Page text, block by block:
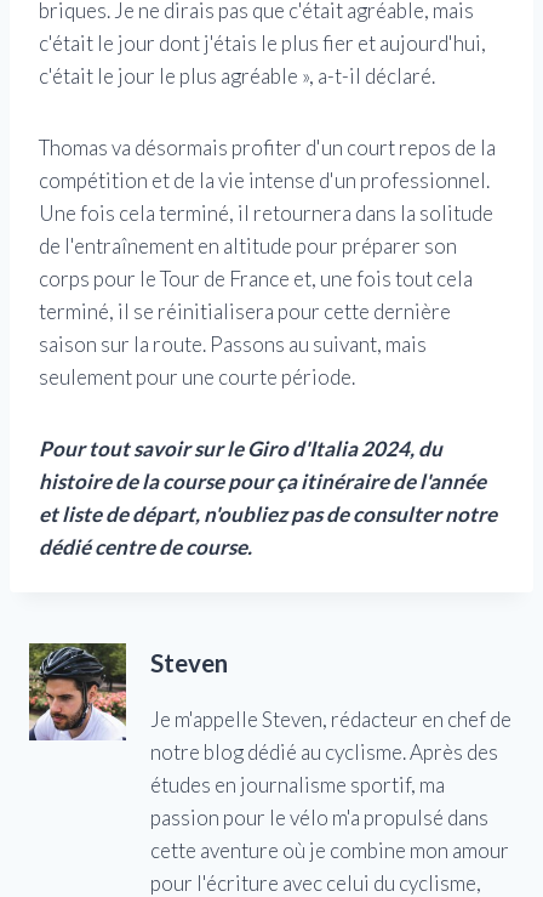
briques. Je ne dirais pas que c'était agréable, mais
c'était le jour dont j'étais le plus fier et aujourd'hui,
c'était le jour le plus agréable », a-t-il déclaré.
Thomas va désormais profiter d'un court repos de la
compétition et de la vie intense d'un professionnel.
Une fois cela terminé, il retournera dans la solitude
de l'entraînement en altitude pour préparer son
corps pour le Tour de France et, une fois tout cela
terminé, il se réinitialisera pour cette dernière
saison sur la route. Passons au suivant, mais
seulement pour une courte période.
Pour tout savoir sur le Giro d'Italia 2024, du
histoire de la coursepour çaitinéraire de l'année
etliste de départ, n'oubliez pas de consulter notre
dédiécentre de course.
Steven
Je m'appelle Steven, rédacteur en chef de
notre blog dédié au cyclisme. Après des
études en journalisme sportif, ma
passion pour le vélo m'a propulsé dans
cette aventure où je combine mon amour
pour l'écriture avec celui du cyclisme,